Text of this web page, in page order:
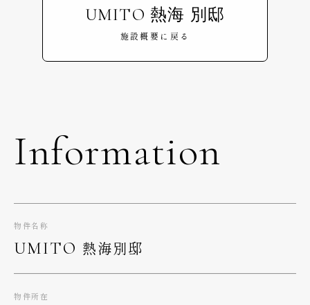
UMITO 熱海 別邸
施設概要に戻る
Information
物件名称
UMITO 熱海別邸
物件所在